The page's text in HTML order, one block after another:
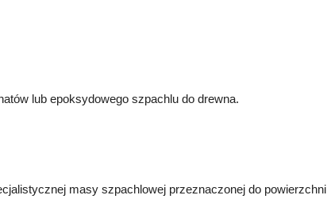
lub epoksydowego szpachlu do drewna.
masy szpachlowej przeznaczonej do powierzchni